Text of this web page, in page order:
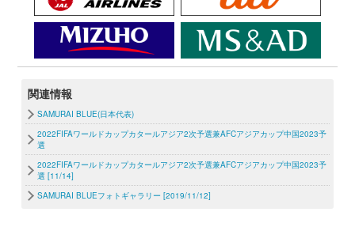
関連情報
SAMURAI BLUE(日本代表)
2022FIFAワールドカップカタールアジア2次予選兼AFCアジアカップ中国2023予
選
2022FIFAワールドカップカタールアジア2次予選兼AFCアジアカップ中国2023予
選 [11/14]
SAMURAI BLUEフォトギャラリー [2019/11/12]